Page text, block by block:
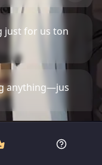
just for us ton
anything—jus